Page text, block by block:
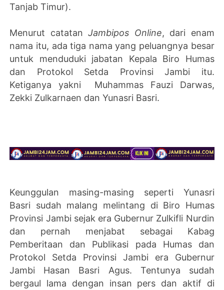
Tanjab Timur).
Menurut catatanJambipos Online, dari enam
nama itu, ada tiga nama yang peluangnya besar
untuk menduduki jabatan Kepala Biro Humas
dan Protokol Setda Provinsi Jambi itu.
Ketiganya yakni Muhammas Fauzi Darwas,
Zekki Zulkarnaen danYunasri Basri.
Keunggulan masing-masing seperti Yunasri
Basri sudah malang melintang di Biro Humas
Provinsi Jambi sejak era Gubernur Zulkifli Nurdin
dan pernah menjabat sebagai Kabag
Pemberitaan dan Publikasi pada Humas dan
Protokol Setda Provinsi Jambi era Gubernur
Jambi Hasan Basri Agus. Tentunya sudah
bergaul lama dengan insan pers dan aktif di